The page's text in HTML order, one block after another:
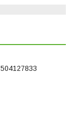
504127833